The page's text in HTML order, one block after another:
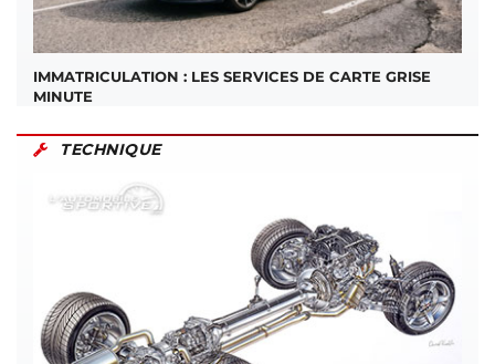
IMMATRICULATION : LES SERVICES DE CARTE GRISE
MINUTE
TECHNIQUE